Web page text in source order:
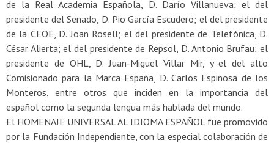
de la Real Academia Española, D. Darío Villanueva; el del
presidente del Senado, D. Pio García Escudero; el del presidente
de la CEOE, D. Joan Rosell; el del presidente de Telefónica, D.
César Alierta; el del presidente de Repsol, D. Antonio Brufau; el
presidente de OHL, D. Juan-Miguel Villar Mir, y el del alto
Comisionado para la Marca España, D. Carlos Espinosa de los
Monteros, entre otros que inciden en la importancia del
español como la segunda lengua más hablada del mundo.
El HOMENAJE UNIVERSAL AL IDIOMA ESPAÑOL fue promovido
por la Fundación Independiente, con la especial colaboración de